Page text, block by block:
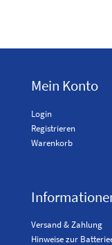
Mein Konto
Login
Registrieren
Warenkorb
Versand & Zahlung
Hinweise zur